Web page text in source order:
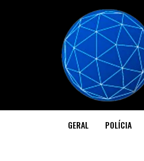
GERAL POLÍCIA